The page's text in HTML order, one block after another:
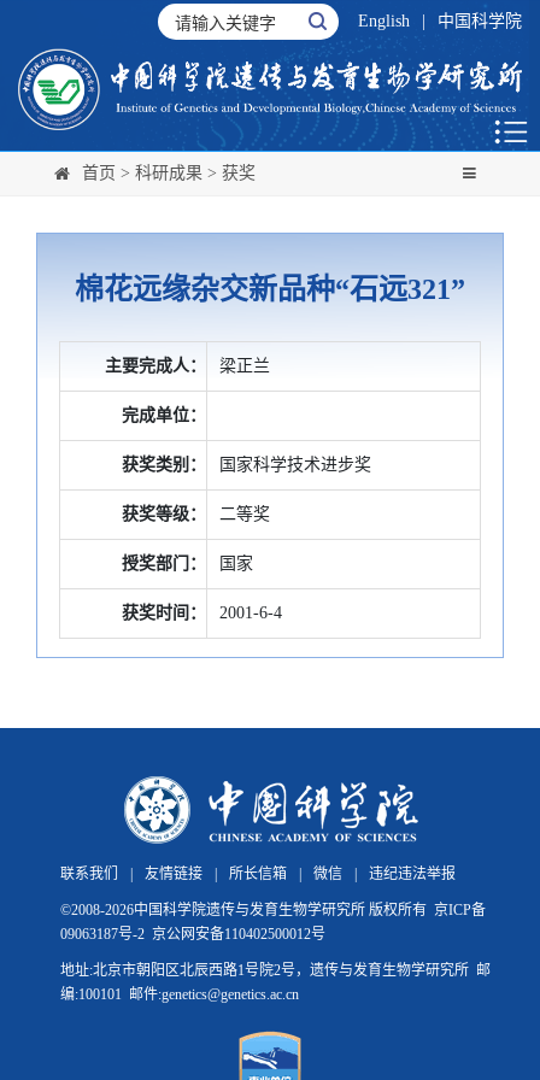
English 中国科学院
首页 > 科研成果 > 获奖
棉花远缘杂交新品种“石远321”
主要完成人： 梁正兰
完成单位：
获奖类别： 国家科学技术进步奖
获奖等级： 二等奖
授奖部门： 国家
获奖时间： 2001-6-4
联系我们 友情链接 所长信箱 微信 违纪违法举报
©2008-2026中国科学院遗传与发育生物学研究所 版权所有 京ICP备
09063187号-2 京公网安备110402500012号
地址:北京市朝阳区北辰西路1号院2号，遗传与发育生物学研究所 邮
编:100101 邮件:genetics@genetics.ac.cn